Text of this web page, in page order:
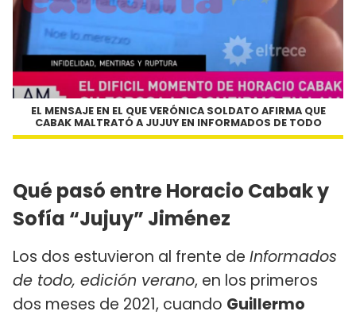
EL MENSAJE EN EL QUE VERÓNICA SOLDATO AFIRMA QUE
CABAK MALTRATÓ A JUJUY EN INFORMADOS DE TODO
Qué pasó entre Horacio Cabak y
Sofía “Jujuy” Jiménez
Los dos estuvieron al frente de Informados
de todo, edición verano, en los primeros
dos meses de 2021, cuando Guillermo